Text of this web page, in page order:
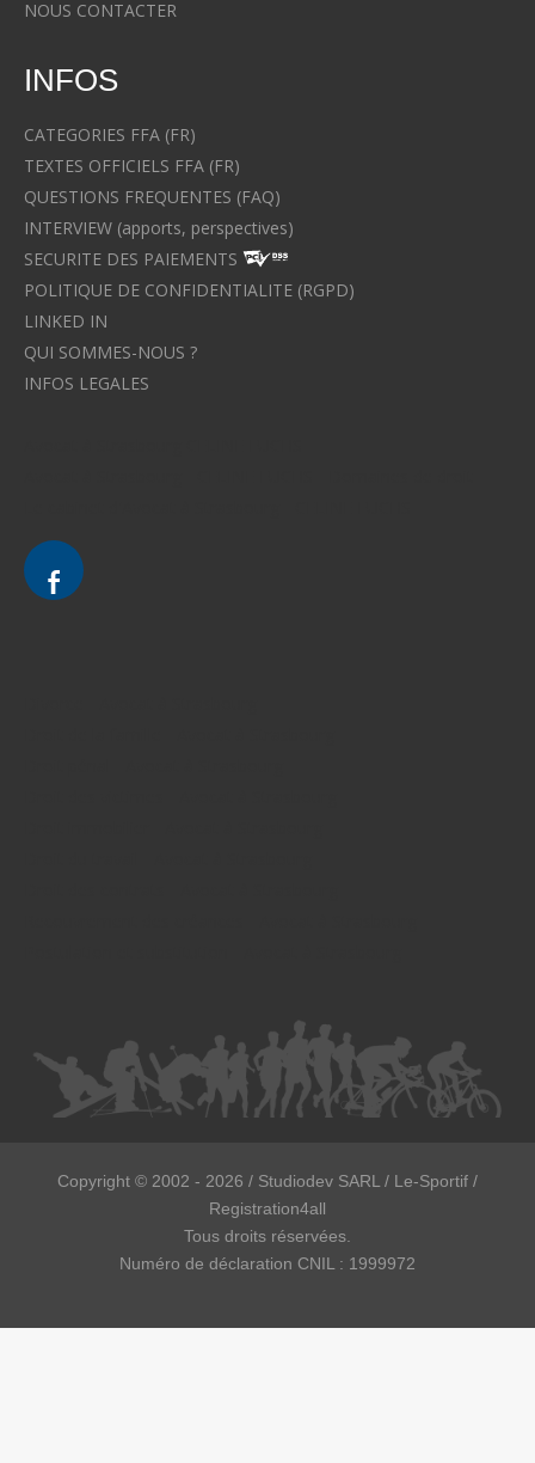
NOUS CONTACTER
INFOS
CATEGORIES FFA (FR)
TEXTES OFFICIELS FFA (FR)
QUESTIONS FREQUENTES (FAQ)
INTERVIEW (apports, perspectives)
SECURITE DES PAIEMENTS
POLITIQUE DE CONFIDENTIALITE (RGPD)
LINKED IN
QUI SOMMES-NOUS ?
INFOS LEGALES
Copyright © 2002 - 2026 / Studiodev SARL / Le-Sportif /
Registration4all
Tous droits réservées.
Numéro de déclaration CNIL : 1999972